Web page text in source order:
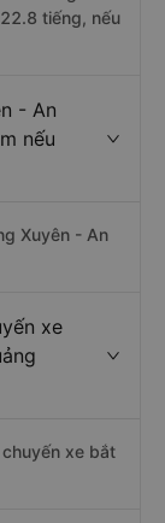
tiếng, nếu
- An
nếu
Xuyên - An
xe
xe bắt